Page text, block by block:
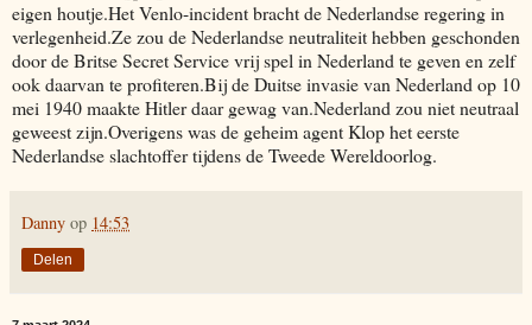
eigen houtje.Het Venlo-incident bracht de Nederlandse regering in
verlegenheid.Ze zou de Nederlandse neutraliteit hebben geschonden
door de Britse Secret Service vrij spel in Nederland te geven en zelf
ook daarvan te profiteren.Bij de Duitse invasie van Nederland op 10
mei 1940 maakte Hitler daar gewag van.Nederland zou niet neutraal
geweest zijn.Overigens was de geheim agent Klop het eerste
Nederlandse slachtoffer tijdens de Tweede Wereldoorlog.
Danny op 14:53
Delen